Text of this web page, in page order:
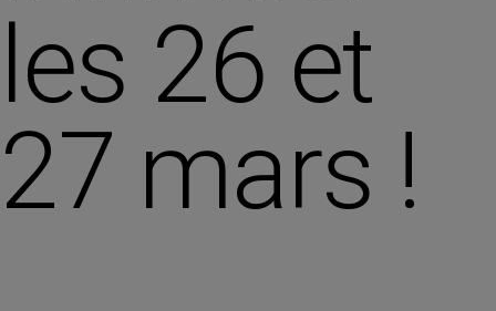
les 26 et
27 mars !